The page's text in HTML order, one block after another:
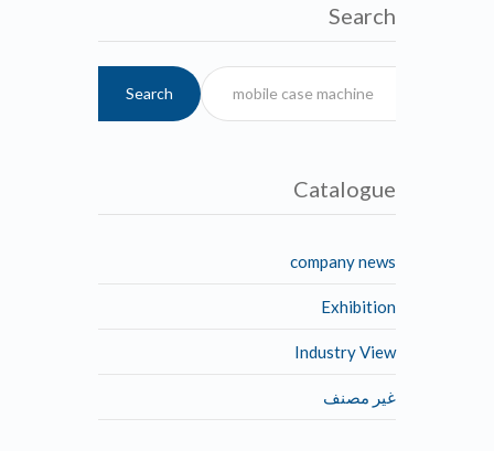
Search
Search
Catalogue
company news
Exhibition
Industry View
غير مصنف